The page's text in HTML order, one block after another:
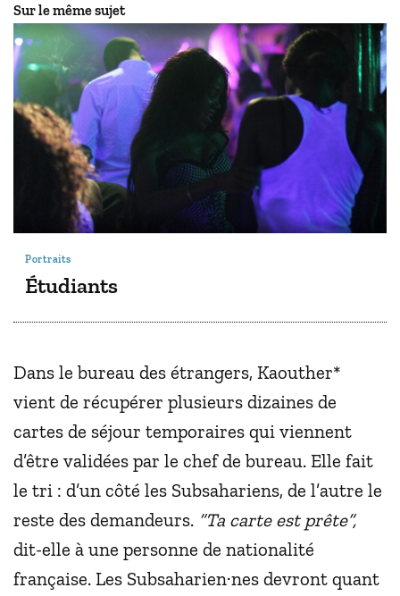
Sur le même sujet
Portraits
Étudiants
Dans le bureau des étrangers, Kaouther*
vient de récupérer plusieurs dizaines de
cartes de séjour temporaires qui viennent
d’être validées par le chef de bureau. Elle fait
le tri : d’un côté les Subsahariens, de l’autre le
reste des demandeurs. “Ta carte est prête”,
dit-elle à une personne de nationalité
française. Les Subsaharien·nes devront quant